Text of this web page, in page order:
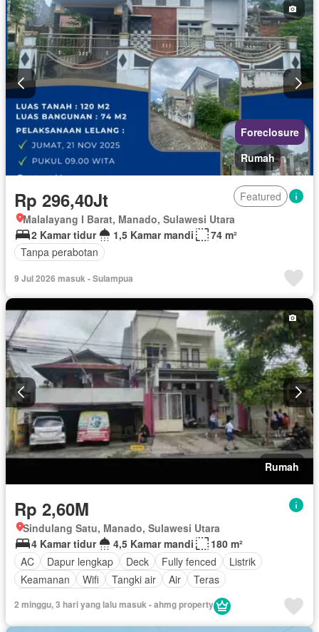
Foreclosure
Rumah
Rp 296,40Jt
Featured
Malalayang I Barat, Manado, Sulawesi Utara
2 Kamar tidur
1,5 Kamar mandi
74 m²
Tanpa perabotan
9 Jul 2026 masuk - Sulampua
Rumah
Rp 2,60M
Sindulang Satu, Manado, Sulawesi Utara
4 Kamar tidur
4,5 Kamar mandi
180 m²
AC
Dapur lengkap Deck Fully fenced
Listrik
Keamanan
Wifi Tangki air Air
Teras
2 minggu, 3 hari yang lalu masuk - ahmg property